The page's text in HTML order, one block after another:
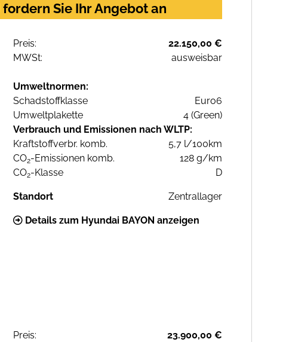
Sie Ihr Angebot an
Preis:
22.150,00 €
MWSt:
ausweisbar
Umweltnormen:
Schadstoffklasse
Euro6
Umweltplakette
4 (Green)
Verbrauch und Emissionen nach WLTP:
Kraftstoffverbr. komb.
5,7 l/100km
CO2-Emissionen komb.
128 g/km
CO2-Klasse D
Standort Zentrallager
Details zum Hyundai BAYON anzeigen
Preis:
23.900,00 €